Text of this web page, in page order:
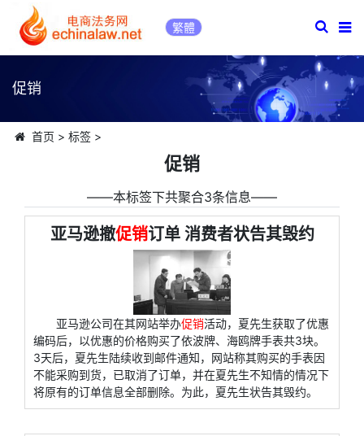
繁體
促销
首页 > 标签>
促销
――本标签下共聚合3条信息――
亚马逊撤促销订单 消费者状告其毁约
亚马逊公司在其网站举办促销活动，夏先生获取了优惠
编码后，以优惠的价格购买了依波牌、海鸥牌手表共3块。
3天后，夏先生陆续收到邮件通知，网站称其购买的手表因
不能采购到货，已取消了订单，并在夏先生不知情的情况下
将原有的订单信息全部删除。为此，夏先生状告其毁约。